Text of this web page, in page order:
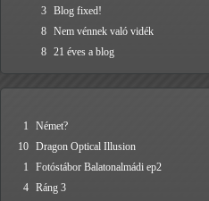
3 Blog fixed!
8 Nem vénnek való vidék
8 21 éves a blog
1
Német?
10 Dragon Optical Illusion
1
Fotóstábor Balatonalmádi ep2
4 Ráng 3